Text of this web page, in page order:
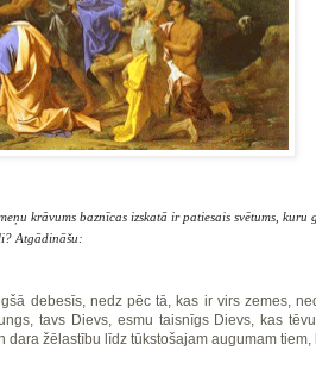
krāvums baznīcas izskatā ir patiesais svētums, kuru
Atgādināšu:
debesīs, nedz pēc tā, kas ir virs zemes,
tavs Dievs, esmu taisnīgs Dievs, kas
dara žēlastību līdz tūkstošajam augumam